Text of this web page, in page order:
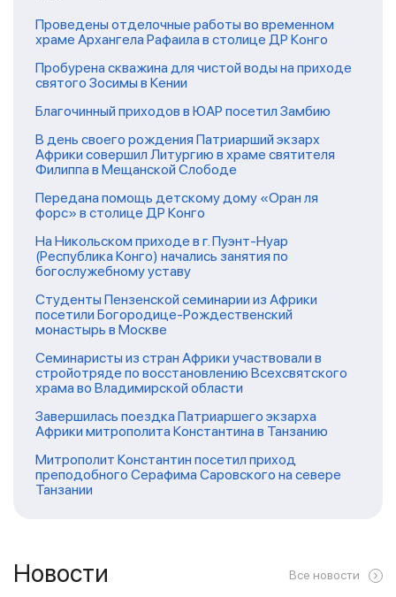
Проведены отделочные работы во временном
храме Архангела Рафаила в столице ДР Конго
Пробурена скважина для чистой воды на приходе
святого Зосимы в Кении
Благочинный приходов в ЮАР посетил Замбию
В день своего рождения Патриарший экзарх
Африки совершил Литургию в храме святителя
Филиппа в Мещанской Слободе
Передана помощь детскому дому «Оран ля
форс» в столице ДР Конго
На Никольском приходе в г. Пуэнт-Нуар
(Республика Конго) начались занятия по
богослужебному уставу
Студенты Пензенской семинарии из Африки
посетили Богородице-Рождественский
монастырь в Москве
Семинаристы из стран Африки участвовали в
стройотряде по восстановлению Всехсвятского
храма во Владимирской области
Завершилась поездка Патриаршего экзарха
Африки митрополита Константина в Танзанию
Митрополит Константин посетил приход
преподобного Серафима Саровского на севере
Танзании
Новости Все новости